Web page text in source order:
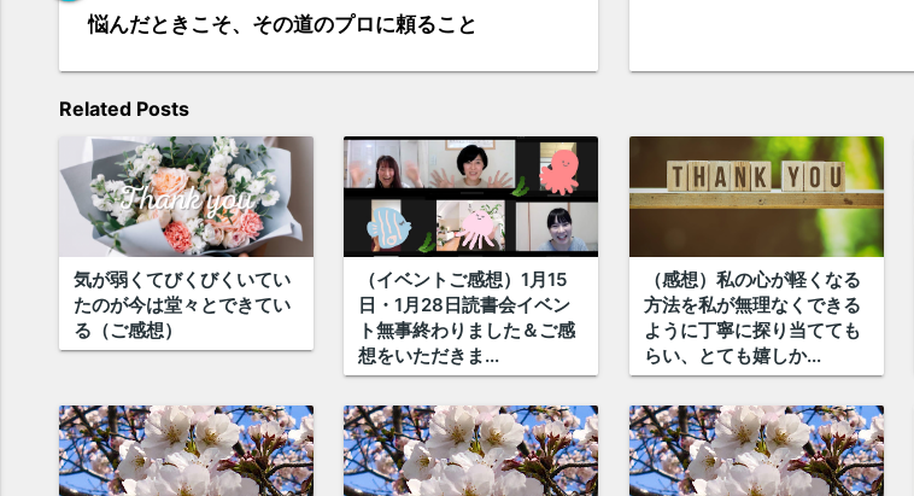
悩んだときこそ、その道のプロに頼ること
Related Posts
気が弱くてびくびくいてい
たのが今は堂々とできてい
る（ご感想）
（イベントご感想）1月15
日・1月28日読書会イベン
ト無事終わりました＆ご感
想をいただきま...
（感想）私の心が軽くなる
方法を私が無理なくできる
ように丁寧に探り当てても
らい、とても嬉しか...